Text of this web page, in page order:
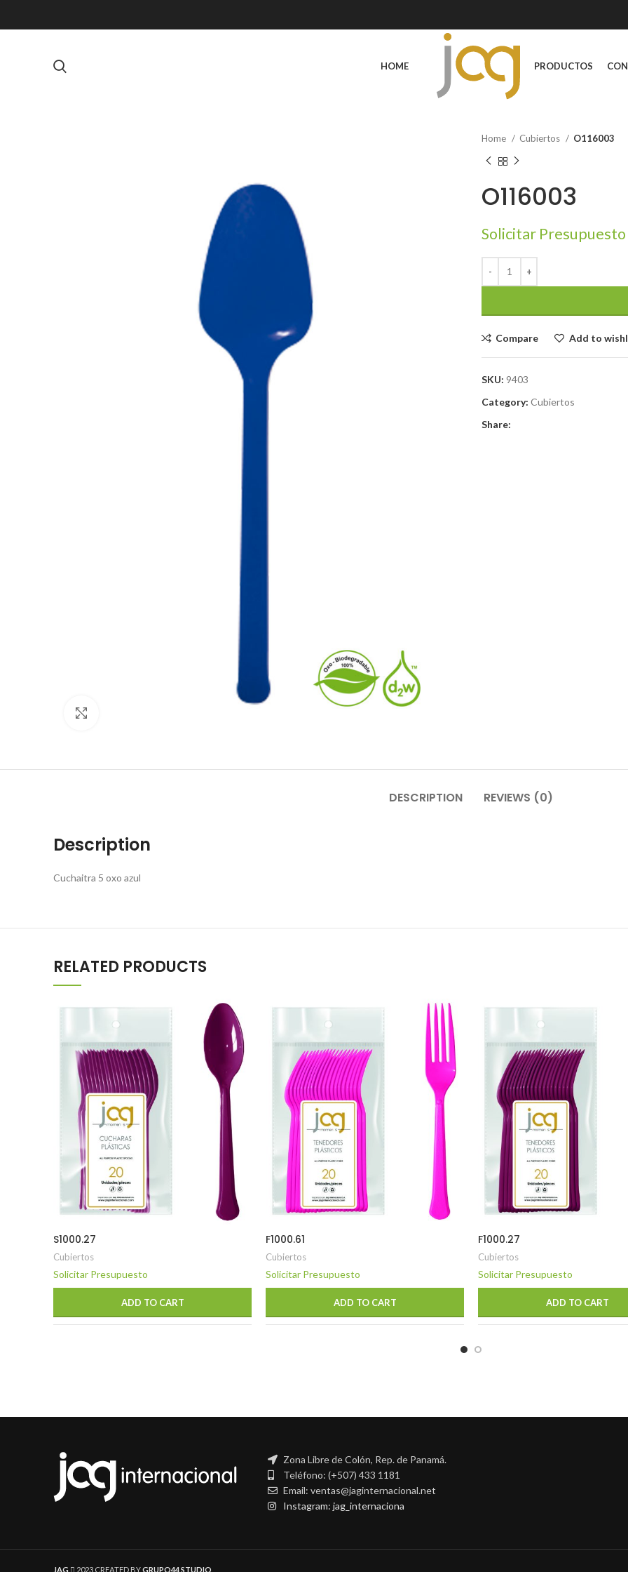
HOME PRODUCTOS
Home Cubiertos O116003
O116003
Solicitar Presupuesto
Compare Add to
SKU: 9403
Category: Cubiertos
Share:
DESCRIPTION REVIEWS (0)
Description
Cuchaitra 5 oxo azul
RELATED PRODUCTS
S1000.27
Cubiertos
Solicitar Presupuesto
ADD TO CART
F1000.61
Cubiertos
Solicitar Presupuesto
ADD TO CART
F1000.27
Cubiertos
Solicitar Presupuesto
ADD TO CART
Zona Libre de Colón, Rep. de Panamá.
Teléfono: (+507) 433 1181
Email: ventas@jaginternacional.net
Instagram: jag_internaciona
JAG 2023 CREATED BYGRUPO44 STUDIO